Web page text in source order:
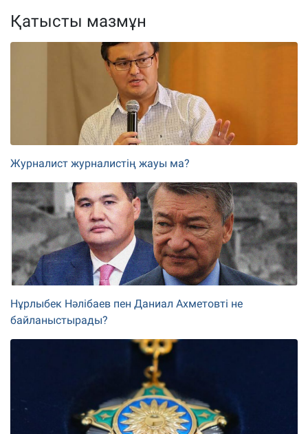
Қатысты мазмұн
Журналист журналистің жауы ма?
Нұрлыбек Нәлібаев пен Даниал Ахметовті не
байланыстырады?